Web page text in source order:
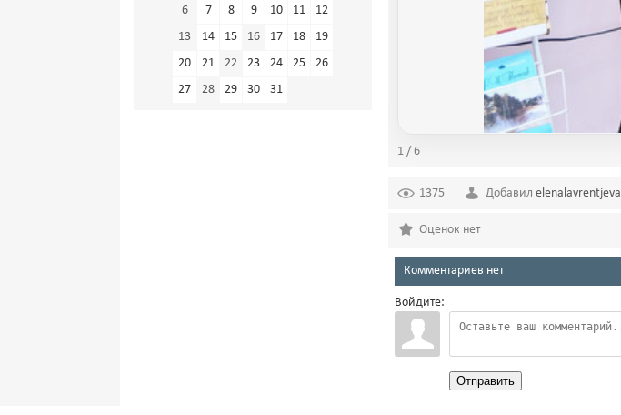
6
7 8 9 10 11
12
13
14 15 16 17 18
19
20
21 22 23 24 25
26
27
28 29 30 31
1 / 6
1375 Добавил elenalavrentjeva
Оценок нет
Комментариев нет
Войдите:
Отправить